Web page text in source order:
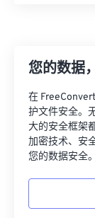
您的数据
在
护文件安全。
大的安全框架
加密技术、安
您的数据安全。